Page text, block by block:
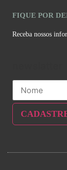
FIQUE POR
Receba nossos